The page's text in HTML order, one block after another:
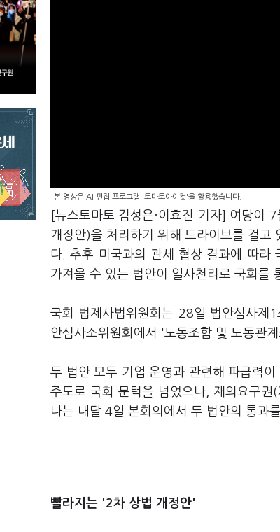
본 영상은 AI 편집 프로그램 '토마토아이컷'을 활용했습니다.
[뉴스토마토 김성은·이효진 기자] 여당이
개정안)을 처리하기 위해 드라이브를 걸고
다. 추후 미국과의 관세 협상 결과에 따라
가져올 수 있는 법안이 일사천리로 국회를
국회 법제사법위원회는 28일 법안심사제
안심사소위원회에서 '노동조합 및 노동관
두 법안 모두 기업 운영과 관련해 파급력
주도로 국회 문턱을 넘었으나, 재의요구
나는 내달 4일 본회의에서 두 법안의 통과
빨라지는 '2차 상법 개정안'